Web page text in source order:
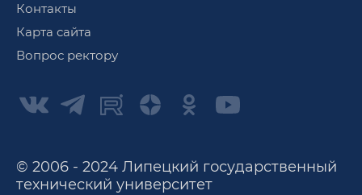
Контакты
Карта сайта
Вопрос ректору
© 2006 - 2024 Липецкий государственный
технический университет